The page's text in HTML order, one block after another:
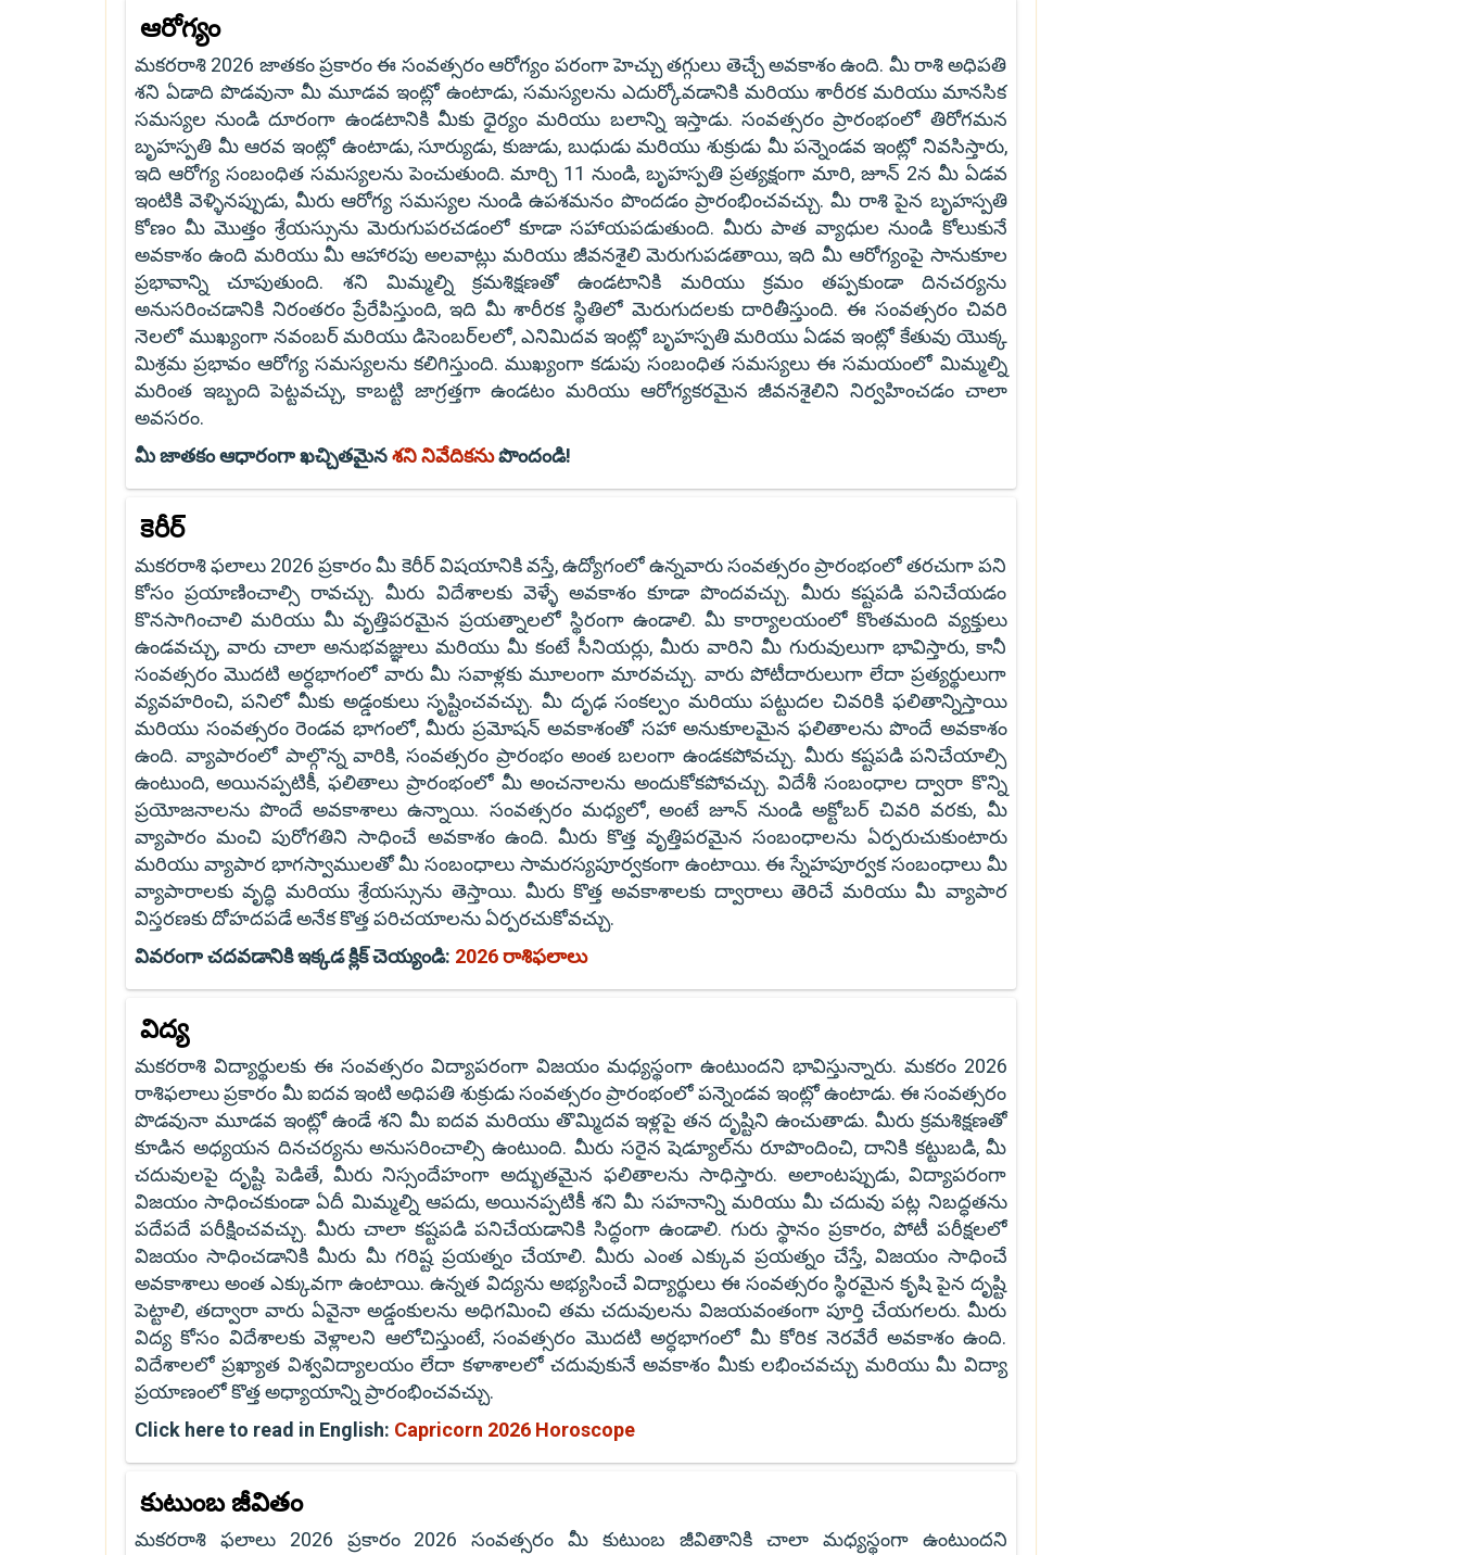
ఆరోగ్యం
మకరరాశి 2026 జాతకం ప్రకారం ఈ సంవత్సరం ఆరోగ్యం పరంగా హెచ్చు తగ్గులు తెచ్చే అవకాశం ఉంది. మీ రాశి అధిపతి
శని ఏడాది పొడవునా మీ మూడవ ఇంట్లో ఉంటాడు, సమస్యలను ఎదుర్కోవడానికి మరియు శారీరక మరియు మానసిక
సమస్యల నుండి దూరంగా ఉండటానికి మీకు ధైర్యం మరియు బలాన్ని ఇస్తాడు. సంవత్సరం ప్రారంభంలో తిరోగమన
బృహస్పతి మీ ఆరవ ఇంట్లో ఉంటాడు, సూర్యుడు, కుజుడు, బుధుడు మరియు శుక్రుడు మీ పన్నెండవ ఇంట్లో నివసిస్తారు,
ఇది ఆరోగ్య సంబంధిత సమస్యలను పెంచుతుంది. మార్చి 11 నుండి, బృహస్పతి ప్రత్యక్షంగా మారి, జూన్ 2న మీ ఏడవ
ఇంటికి వెళ్ళినప్పుడు, మీరు ఆరోగ్య సమస్యల నుండి ఉపశమనం పొందడం ప్రారంభించవచ్చు. మీ రాశి పైన బృహస్పతి
కోణం మీ మొత్తం శ్రేయస్సును మెరుగుపరచడంలో కూడా సహాయపడుతుంది. మీరు పాత వ్యాధుల నుండి కోలుకునే
అవకాశం ఉంది మరియు మీ ఆహారపు అలవాట్లు మరియు జీవనశైలి మెరుగుపడతాయి, ఇది మీ ఆరోగ్యంపై సానుకూల
ప్రభావాన్ని చూపుతుంది. శని మిమ్మల్ని క్రమశిక్షణతో ఉండటానికి మరియు క్రమం తప్పకుండా దినచర్యను
అనుసరించడానికి నిరంతరం ప్రేరేపిస్తుంది, ఇది మీ శారీరక స్థితిలో మెరుగుదలకు దారితీస్తుంది. ఈ సంవత్సరం చివరి
నెలలో ముఖ్యంగా నవంబర్ మరియు డిసెంబర్‌లలో, ఎనిమిదవ ఇంట్లో బృహస్పతి మరియు ఏడవ ఇంట్లో కేతువు యొక్క
మిశ్రమ ప్రభావం ఆరోగ్య సమస్యలను కలిగిస్తుంది. ముఖ్యంగా కడుపు సంబంధిత సమస్యలు ఈ సమయంలో మిమ్మల్ని
మరింత ఇబ్బంది పెట్టవచ్చు, కాబట్టి జాగ్రత్తగా ఉండటం మరియు ఆరోగ్యకరమైన జీవనశైలిని నిర్వహించడం చాలా
అవసరం.
మీ జాతకం ఆధారంగా ఖచ్చితమైనశని నివేదికనుపొందండి!
కెరీర్
మకరరాశి ఫలాలు 2026 ప్రకారం మీ కెరీర్ విషయానికి వస్తే, ఉద్యోగంలో ఉన్నవారు సంవత్సరం ప్రారంభంలో తరచుగా పని
కోసం ప్రయాణించాల్సి రావచ్చు. మీరు విదేశాలకు వెళ్ళే అవకాశం కూడా పొందవచ్చు. మీరు కష్టపడి పనిచేయడం
కొనసాగించాలి మరియు మీ వృత్తిపరమైన ప్రయత్నాలలో స్థిరంగా ఉండాలి. మీ కార్యాలయంలో కొంతమంది వ్యక్తులు
ఉండవచ్చు, వారు చాలా అనుభవజ్ఞులు మరియు మీ కంటే సీనియర్లు, మీరు వారిని మీ గురువులుగా భావిస్తారు, కానీ
సంవత్సరం మొదటి అర్ధభాగంలో వారు మీ సవాళ్లకు మూలంగా మారవచ్చు. వారు పోటీదారులుగా లేదా ప్రత్యర్థులుగా
వ్యవహరించి, పనిలో మీకు అడ్డంకులు సృష్టించవచ్చు. మీ దృఢ సంకల్పం మరియు పట్టుదల చివరికి ఫలితాన్నిస్తాయి
మరియు సంవత్సరం రెండవ భాగంలో, మీరు ప్రమోషన్ అవకాశంతో సహా అనుకూలమైన ఫలితాలను పొందే అవకాశం
ఉంది. వ్యాపారంలో పాల్గొన్న వారికి, సంవత్సరం ప్రారంభం అంత బలంగా ఉండకపోవచ్చు. మీరు కష్టపడి పనిచేయాల్సి
ఉంటుంది, అయినప్పటికీ, ఫలితాలు ప్రారంభంలో మీ అంచనాలను అందుకోకపోవచ్చు. విదేశీ సంబంధాల ద్వారా కొన్ని
ప్రయోజనాలను పొందే అవకాశాలు ఉన్నాయి. సంవత్సరం మధ్యలో, అంటే జూన్ నుండి అక్టోబర్ చివరి వరకు, మీ
వ్యాపారం మంచి పురోగతిని సాధించే అవకాశం ఉంది. మీరు కొత్త వృత్తిపరమైన సంబంధాలను ఏర్పరుచుకుంటారు
మరియు వ్యాపార భాగస్వాములతో మీ సంబంధాలు సామరస్యపూర్వకంగా ఉంటాయి. ఈ స్నేహపూర్వక సంబంధాలు మీ
వ్యాపారాలకు వృద్ధి మరియు శ్రేయస్సును తెస్తాయి. మీరు కొత్త అవకాశాలకు ద్వారాలు తెరిచే మరియు మీ వ్యాపార
విస్తరణకు దోహదపడే అనేక కొత్త పరిచయాలను ఏర్పరచుకోవచ్చు.
వివరంగా చదవడానికి ఇక్కడ క్లిక్ చెయ్యండి: 2026 రాశిఫలాలు
విద్య
మకరరాశి విద్యార్థులకు ఈ సంవత్సరం విద్యాపరంగా విజయం మధ్యస్థంగా ఉంటుందని భావిస్తున్నారు. మకరం 2026
రాశిఫలాలు ప్రకారం మీ ఐదవ ఇంటి అధిపతి శుక్రుడు సంవత్సరం ప్రారంభంలో పన్నెండవ ఇంట్లో ఉంటాడు. ఈ సంవత్సరం
పొడవునా మూడవ ఇంట్లో ఉండే శని మీ ఐదవ మరియు తొమ్మిదవ ఇళ్లపై తన దృష్టిని ఉంచుతాడు. మీరు క్రమశిక్షణతో
కూడిన అధ్యయన దినచర్యను అనుసరించాల్సి ఉంటుంది. మీరు సరైన షెడ్యూల్‌ను రూపొందించి, దానికి కట్టుబడి, మీ
చదువులపై దృష్టి పెడితే, మీరు నిస్సందేహంగా అద్భుతమైన ఫలితాలను సాధిస్తారు. అలాంటప్పుడు, విద్యాపరంగా
విజయం సాధించకుండా ఏదీ మిమ్మల్ని ఆపదు, అయినప్పటికీ శని మీ సహనాన్ని మరియు మీ చదువు పట్ల నిబద్ధతను
పదేపదే పరీక్షించవచ్చు. మీరు చాలా కష్టపడి పనిచేయడానికి సిద్ధంగా ఉండాలి. గురు స్థానం ప్రకారం, పోటీ పరీక్షలలో
విజయం సాధించడానికి మీరు మీ గరిష్ట ప్రయత్నం చేయాలి. మీరు ఎంత ఎక్కువ ప్రయత్నం చేస్తే, విజయం సాధించే
అవకాశాలు అంత ఎక్కువగా ఉంటాయి. ఉన్నత విద్యను అభ్యసించే విద్యార్థులు ఈ సంవత్సరం స్థిరమైన కృషి పైన దృష్టి
పెట్టాలి, తద్వారా వారు ఏవైనా అడ్డంకులను అధిగమించి తమ చదువులను విజయవంతంగా పూర్తి చేయగలరు. మీరు
విద్య కోసం విదేశాలకు వెళ్లాలని ఆలోచిస్తుంటే, సంవత్సరం మొదటి అర్ధభాగంలో మీ కోరిక నెరవేరే అవకాశం ఉంది.
విదేశాలలో ప్రఖ్యాత విశ్వవిద్యాలయం లేదా కళాశాలలో చదువుకునే అవకాశం మీకు లభించవచ్చు మరియు మీ విద్యా
ప్రయాణంలో కొత్త అధ్యాయాన్ని ప్రారంభించవచ్చు.
Click here to read in English: Capricorn 2026 Horoscope
కుటుంబ జీవితం
మకరరాశి ఫలాలు 2026 ప్రకారం 2026 సంవత్సరం మీ కుటుంబ జీవితానికి చాలా మధ్యస్థంగా ఉంటుందని